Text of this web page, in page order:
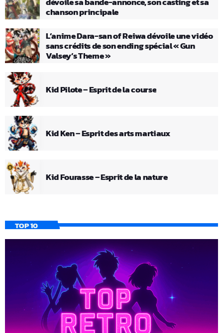
chanson principale
L’anime Dara-san of Reiwa dévoile une vidéo
sans crédits de son ending spécial « Gun
Valsey’s Theme »
Kid Pilote – Esprit de la course
Kid Ken – Esprit des arts martiaux
Kid Fourasse – Esprit de la nature
TOP 10